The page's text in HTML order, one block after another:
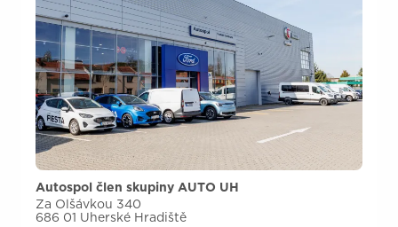
Autospol člen skupiny AUTO UH
Za Olšávkou 340
686 01 Uherské Hradiště